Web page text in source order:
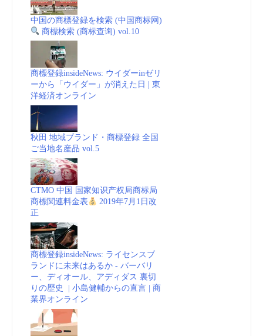
中国の商標登録を検索 (中国商标网)
商標検索 (商标查询) vol.10
商標登録insideNews: ウイダーinゼリ
ーから「ウイダー」が消えた日 | 東
洋経済オンライン
秋田 地域ブランド・商標登録 全国
ご当地名産品 vol.5
CTMO 中国 国家知识产权局商标局
商標関連料金表
2019年7月1日改
正
商標登録insideNews: ライセンスブ
ランドに未来はあるか - バーバリ
ー、ディオール、アディダス 裏切
りの歴史 | 小島健輔からの直言 | 商
業界オンライン